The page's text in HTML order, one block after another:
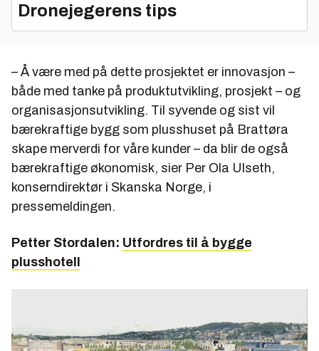
Dronejegerens tips
– Å være med på dette prosjektet er innovasjon –
både med tanke på produktutvikling, prosjekt – og
organisasjonsutvikling. Til syvende og sist vil
bærekraftige bygg som plusshuset på Brattøra
skape merverdi for våre kunder – da blir de også
bærekraftige økonomisk, sier Per Ola Ulseth,
konserndirektør i Skanska Norge, i
pressemeldingen.
Petter Stordalen: Utfordres til å bygge
plusshotell